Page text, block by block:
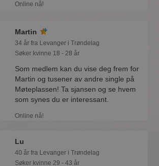
Online nå!
Martin
34 år fra Levanger i Trøndelag
Søker kvinne 18 - 28 år
Som medlem kan du vise deg frem for
Martin og tusener av andre single på
Møteplassen! Ta sjansen og se hvem
som synes du er interessant.
Online nå!
Lu
40 år fra Levanger i Trøndelag
Søker kvinne 29 - 43 år